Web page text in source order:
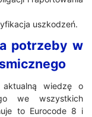
uszkodzeń.
potrzeby w
aktualną wiedzę o
we wszystkich
to Eurocode 8 i